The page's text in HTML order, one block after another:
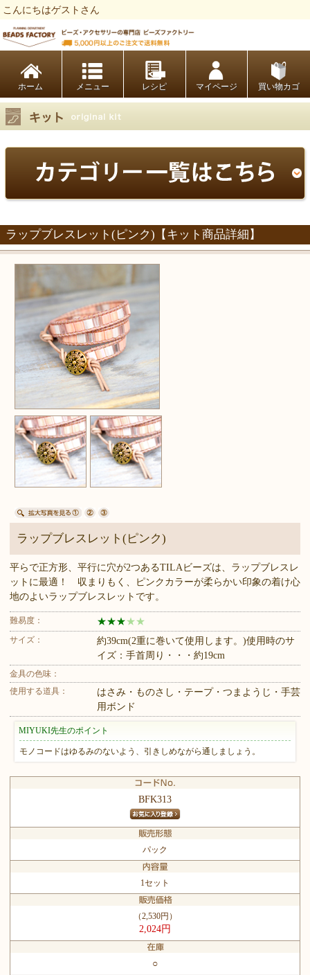
こんにちはゲストさん
ホーム レシピ マイページ 買い物カゴ
ラップブレスレット(ピンク)【キット商品詳細】
ラップブレスレット(ピンク)
平らで正方形、平行に穴が2つあるTILAビーズは、ラップブレスレ
ットに最適！ 収まりもく、ピンクカラーが柔らかい印象の着け心
地のよいラップブレスレットです。
難易度： ★★★ ★ ★
サイズ：
約39cm(2重に巻いて使用します。)使用時のサ
イズ：手首周り・・・約19cm
金具の色味：
使用する道具：
はさみ・ものさし・テープ・つまようじ・手芸
用ボンド
MIYUKI先生のポイント
モノコードはゆるみのないよう、引きしめながら通しましょう。
BFK313
パック
1セット
（2,530円）
2,024円
○